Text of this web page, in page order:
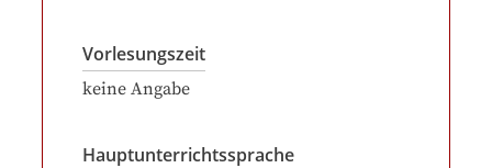
Vorlesungszeit
keine Angabe
Hauptunterrichtssprache